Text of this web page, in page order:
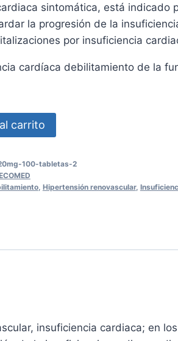
sintomática, está indicado
la progresión de la
por insuficiencia
cardíaca debilitamiento de la
carrito
100-tabletas-2
, Hipertensión renovascular,
insuficiencia cardiaca; en